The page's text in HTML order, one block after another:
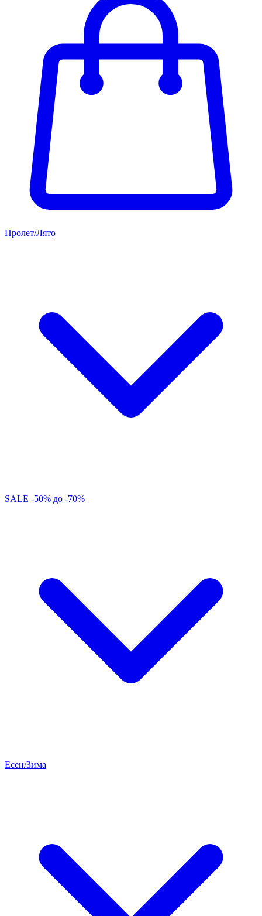
Пролет/Лято
SALE -50% до -70%
Есен/Зима